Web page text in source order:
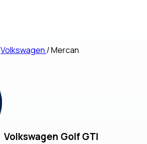
Volkswagen /Mercan
Volkswagen Golf GTI